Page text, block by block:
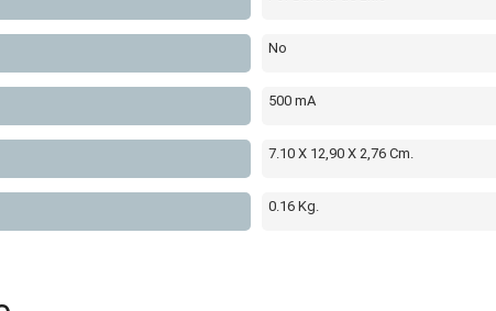
No
500 mA
7.10 X 12,90 X 2,76 Cm.
0.16 Kg.